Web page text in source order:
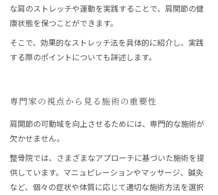
な肩のストレッチや運動を実践することで、肩関節の健
康状態を保つことができます。
そこで、効果的なストレッチ法を具体的に紹介し、実践
する際のポイントについても詳述します。
専門家の視点から見る施術の重要性
肩関節の可動域を向上させるためには、専門的な施術が
欠かせません。
整骨院では、さまざまなアプローチに基づいた施術を提
供しています。マニュピレーションやマッサージ、鍼灸
など、個々の症状や体質に応じて適切な施術方法を選択